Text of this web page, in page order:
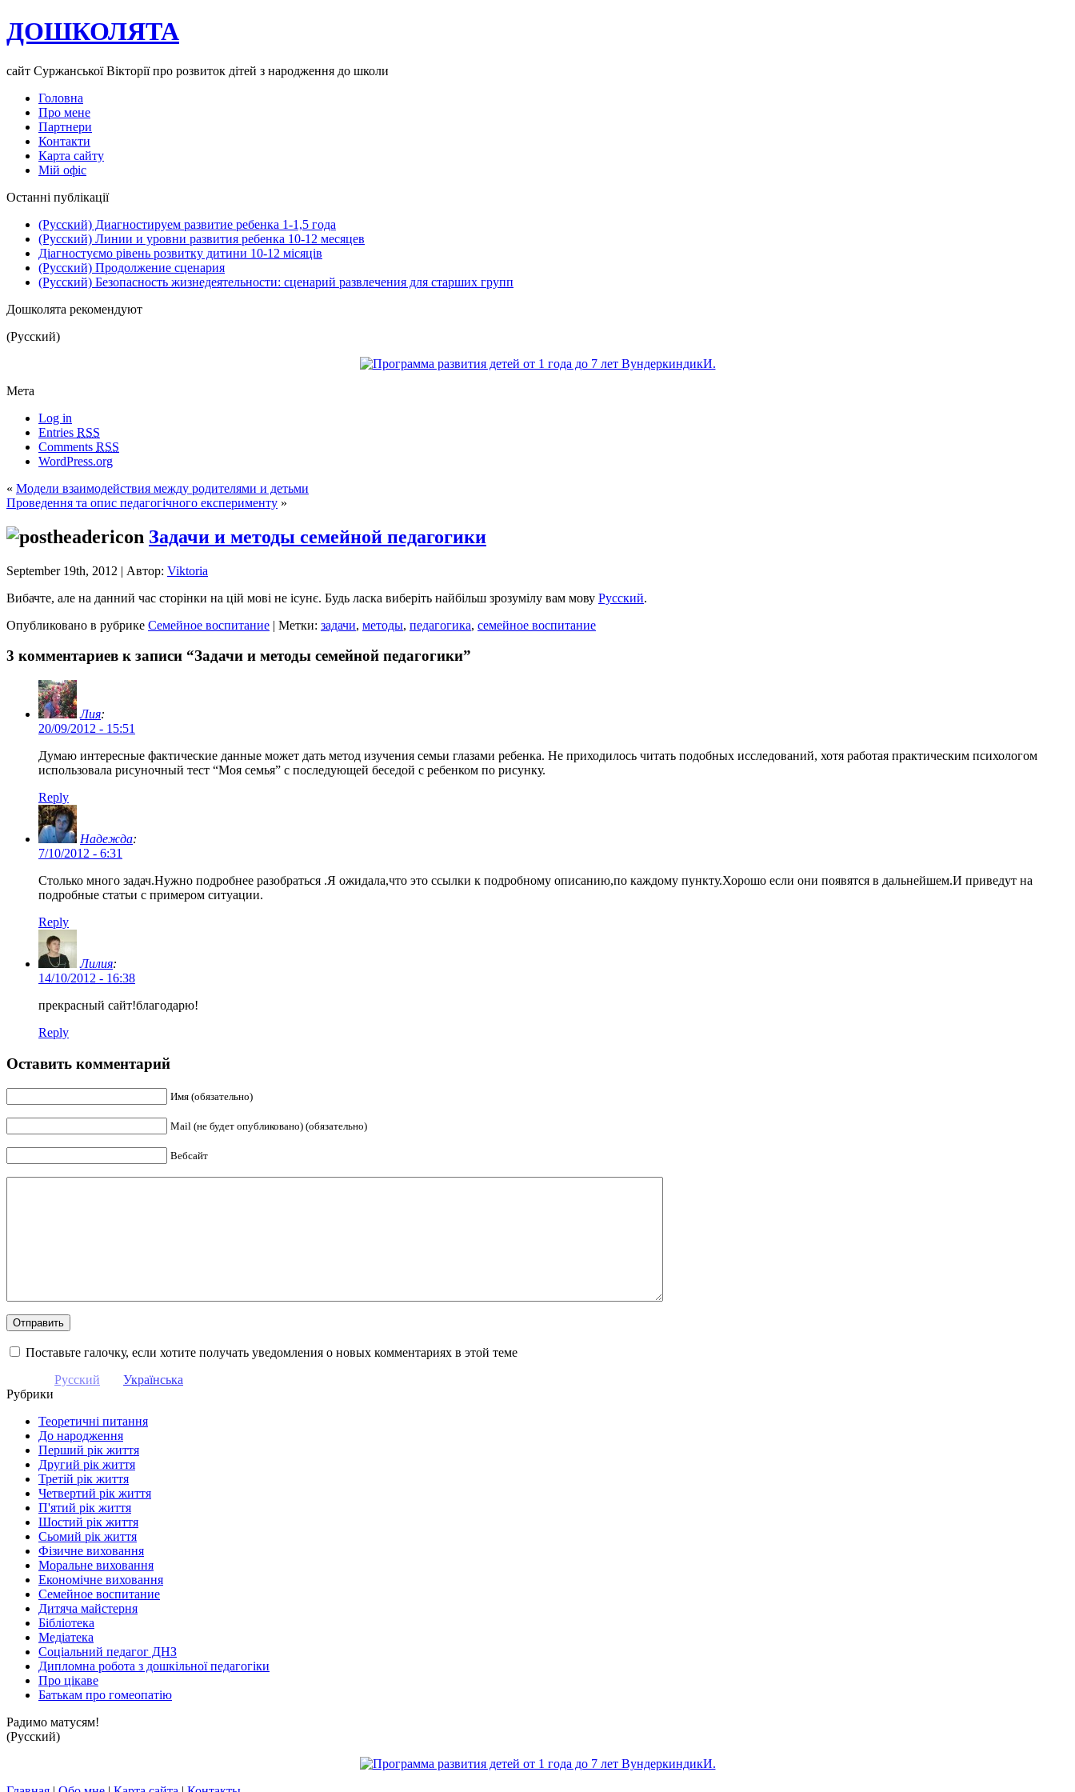
ДОШКОЛЯТА
сайт Суржанської Вікторії про розвиток дітей з народження до школи
Головна
Про мене
Партнери
Контакти
Карта сайту
Мій офіс
Останні публікації
(Русский) Диагностируем развитие ребенка 1-1,5 года
(Русский) Линии и уровни развития ребенка 10-12 месяцев
Діагностуємо рівень розвитку дитини 10-12 місяців
(Русский) Продолжение сценария
(Русский) Безопасность жизнедеятельности: сценарий развлечения для старших групп
Дошколята рекомендуют
(Русский)
Мета
Log in
Entries RSS
Comments RSS
WordPress.org
« Модели взаимодействия между родителями и детьми
Проведення та опис педагогічного експерименту »
Задачи и методы семейной педагогики
September 19th, 2012 | Автор: Viktoria
Вибачте, але на данний час сторінки на цій мові не ісунє. Будь ласка виберіть найбільш зрозумілу вам мову Русский.
Опубликовано в рубрике Семейное воспитание | Метки: задачи, методы, педагогика, семейное воспитание
3 комментариев к записи “Задачи и методы семейной педагогики”
Лия:
20/09/2012 - 15:51
Думаю интересные фактические данные может дать метод изучения семьи глазами ребенка. Не приходилось читать подобных исследований, хотя работая практическим психологом
использовала рисуночный тест “Моя семья” с последующей беседой с ребенком по рисунку.
Reply
Надежда:
7/10/2012 - 6:31
Столько много задач.Нужно подробнее разобраться .Я ожидала,что это ссылки к подробному описанию,по каждому пункту.Хорошо если они появятся в дальнейшем.И приведут на
подробные статьи с примером ситуации.
Reply
Лилия:
14/10/2012 - 16:38
прекрасный сайт!благодарю!
Reply
Оставить комментарий
Имя (обязательно)
Mail (не будет опубликовано) (обязательно)
Вебсайт
Поставьте галочку, если хотите получать уведомления о новых комментариях в этой теме
Русский
Українська
Рубрики
Теоретичні питання
До народження
Перший рік життя
Другий рік життя
Третій рік життя
Четвертий рік життя
П'ятий рік життя
Шостий рік життя
Сьомий рік життя
Фізичне виховання
Моральне виховання
Економічне виховання
Семейное воспитание
Дитяча майстерня
Бібліотека
Медіатека
Соціальний педагог ДНЗ
Дипломна робота з дошкільної педагогіки
Про цікаве
Батькам про гомеопатію
Радимо матусям!
(Русский)